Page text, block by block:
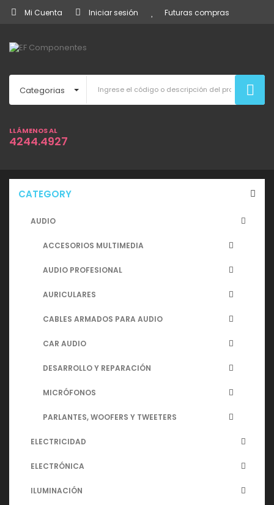
Mi Cuenta Iniciar sesión Futuras compras
Categorias
LLÁMENOS AL
4244.4927
CATEGORY
AUDIO
ACCESORIOS MULTIMEDIA
AUDIO PROFESIONAL
AURICULARES
CABLES ARMADOS PARA AUDIO
CAR AUDIO
DESARROLLO Y REPARACIÓN
MICRÓFONOS
PARLANTES, WOOFERS Y TWEETERS
ELECTRICIDAD
ELECTRÓNICA
ILUMINACIÓN